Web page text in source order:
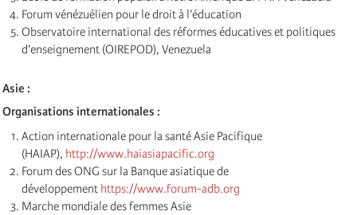
Forum vénézuélien pour le droit à l’éducation
Observatoire international des réformes éducatives et politiques
d’enseignement (OIREPOD), Venezuela
Asie :
Organisations internationales :
Action internationale pour la santé Asie Pacifique
(HAIAP), http://www.haiasiapacific.org
Forum des ONG sur la Banque asiatique de
développement https://www.forum-adb.org
Marche mondiale des femmes Asie